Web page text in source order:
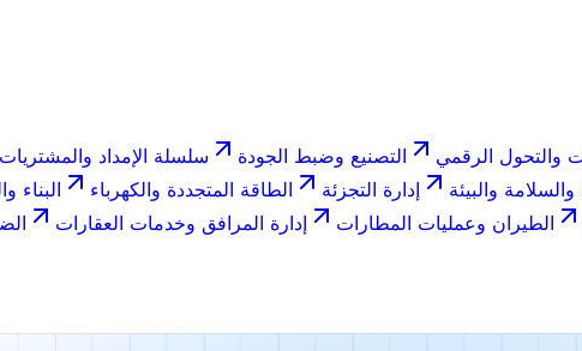
والتحول الرقمي التصنيع وضبط الجودة سلسلة الإمداد
والبيئة إدارة التجزئة الطاقة المتجددة والكهرباء البناء
الطيران وعمليات المطارات إدارة المرافق وخدمات العقارات